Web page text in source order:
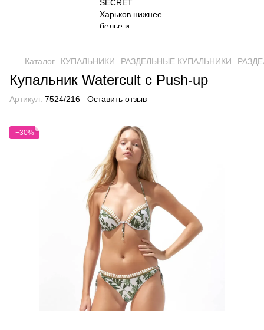
Каталог КУПАЛЬНИКИ РАЗДЕЛЬНЫЕ КУПАЛЬНИКИ
Купальник Watercult c Push-up
Артикул: 7524/216 Оставить отзыв
−30%